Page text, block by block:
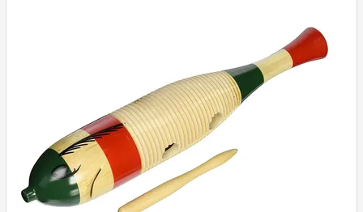
Dárkové předměty
Noty a knihy